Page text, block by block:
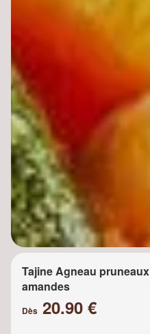
Tajine Agneau pruneaux
amandes
Dès 20.90 €